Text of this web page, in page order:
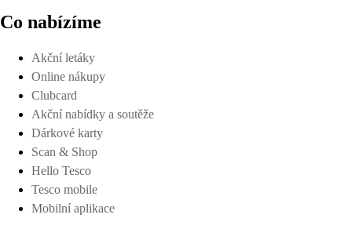
Co nabízíme
Akční letáky
Online nákupy
Clubcard
Akční nabídky a soutěže
Dárkové karty
Scan & Shop
Hello Tesco
Tesco mobile
Mobilní aplikace